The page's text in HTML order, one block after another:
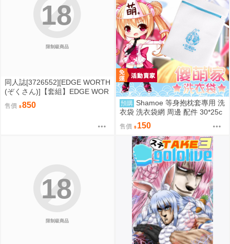
限制級商品
18
同人誌[3726552][EDGE WORTH
(ぞくさん)]【套組】EDGE WOR
TH「同居でひろがるおねショタ
スカイ」セット (光之美少女)
售價 850 預購 Shamoe 等身抱枕套專用 洗
衣袋 洗衣袋網 周邊 配件 30*25c
m 新款 動漫抱枕套
售價 150
限制級商品
18